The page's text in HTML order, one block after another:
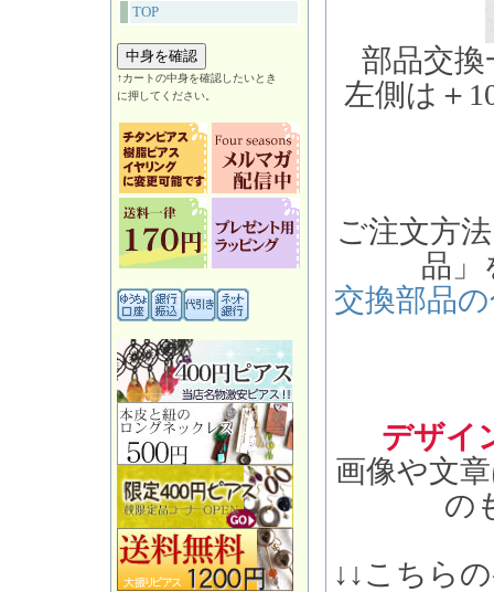
TOP
↑カートの中身を確認したいとき
に押してください。
部品交
左側は＋
ご注文方
品」
交換部品
デザイ
画像や文
の
↓↓こちら